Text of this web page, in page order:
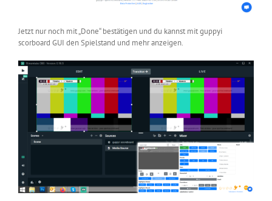
Jetzt nur noch mit „Done“ bestätigen und du kannst mit guppyi
scorboard GUI den Spielstand und mehr anzeigen.